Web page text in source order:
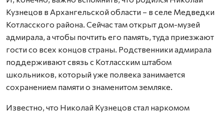
Кузнецов в Архангельской области – в селе Медведки
Котласского района. Сейчас там открыт дом-музей
адмирала, а чтобы почтить его память, туда приезжают
гости со всех концов страны. Родственники адмирала
поддерживают связь с Котласским штабом
школьников, который уже полвека занимается
сохранением памяти о знаменитом земляке.
Известно, что Николай Кузнецов стал наркомом